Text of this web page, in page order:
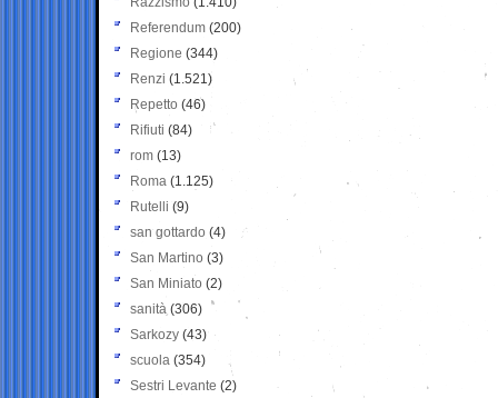
Referendum (200)
Regione (344)
Renzi (1.521)
Repetto (46)
Rifiuti (84)
rom (13)
Roma (1.125)
Rutelli (9)
san gottardo (4)
San Martino (3)
San Miniato (2)
sanità (306)
Sarkozy (43)
scuola (354)
Sestri Levante (2)